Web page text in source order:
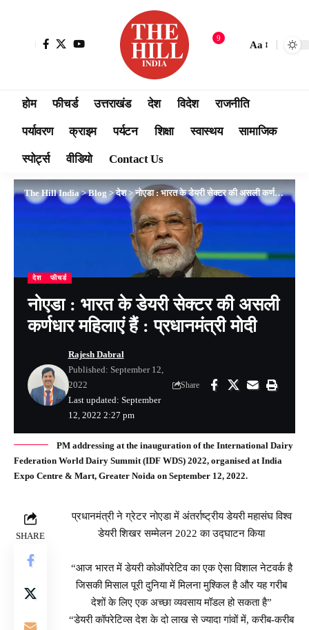
9
Aa
होम फीचर्ड उत्तराखंड देश विदेश राजनीति
पर्यावरण क्राइम पर्यटन शिक्षा स्वास्थय सामाजिक
स्पोर्ट्स वीडियो Contact Us
The Hill India>Blog>देश>नोएडा : भारत के डेयरी सेक्टर की असली कर्णधार महिलाएं हैं : प्रधानमंत्री मोदी
देश फीचर्ड
नोएडा : भारत के डेयरी सेक्टर की असली
कर्णधार महिलाएं हैं : प्रधानमंत्री मोदी
Last updated: September
12, 2022 2:27 pm
Rajesh Dabral
Published: September 12,
2022
Share
PM addressing at the inauguration of the International Dairy
Federation World Dairy Summit (IDF WDS) 2022, organised at India
Expo Centre & Mart, Greater Noida on September 12, 2022.
SHARE
प्रधानमंत्री ने ग्रेटर नोएडा में अंतर्राष्ट्रीय डेयरी महासंघ विश्व
डेयरी शिखर सम्मेलन 2022 का उद्घाटन किया
“आज भारत में डेयरी कोऑपरेटिव का एक ऐसा विशाल नेटवर्क है
जिसकी मिसाल पूरी दुनिया में मिलना मुश्किल है और यह गरीब
देशों के लिए एक अच्छा व्यवसाय मॉडल हो सकता है”
“डेयरी कॉपरेटिव्स देश के दो लाख से ज्यादा गांवों में, करीब-करीब